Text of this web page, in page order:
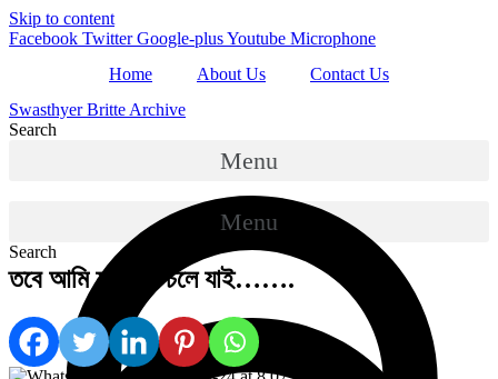
Skip to content
Facebook Twitter Google-plusYoutube Microphone
Home
About Us
Contact Us
Swasthyer Britte Archive
Search
Menu
Menu
Search
তবে আমি যাই গো চলে যাই…….